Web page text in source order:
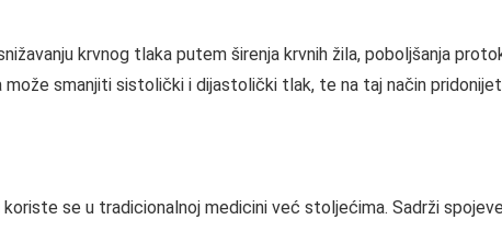
krvnog tlaka putem širenja krvnih žila, poboljšanja
smanjiti sistolički i dijastolički tlak, te na taj način
se u tradicionalnoj medicini već stoljećima. Sadrži